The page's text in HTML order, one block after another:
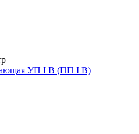
УП I В (ПП I В)